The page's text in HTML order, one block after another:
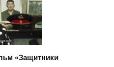
«Защитники